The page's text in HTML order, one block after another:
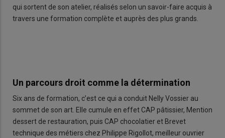
qui sortent de son atelier, réalisés selon un savoir-faire acquis à
travers une formation complète et auprès des plus grands.
Un parcours droit comme la détermination
Six ans de formation, c’est ce qui a conduit Nelly Vossier au
sommet de son art. Elle cumule en effet CAP pâtissier, Mention
dessert de restauration, puis CAP chocolatier et Brevet
technique des métiers chez Philippe Rigollot, meilleur ouvrier